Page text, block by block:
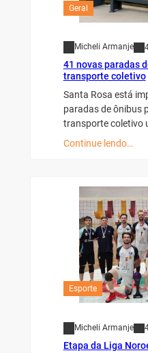
Geral
Micheli Armanje
41 novas paradas
transporte coletivo
Santa Rosa está
paradas de ônibus
transporte coletivo
Continue lendo…
Esporte
Micheli Armanje
Etapa da Liga